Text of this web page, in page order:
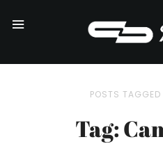
POSTS
Tag: